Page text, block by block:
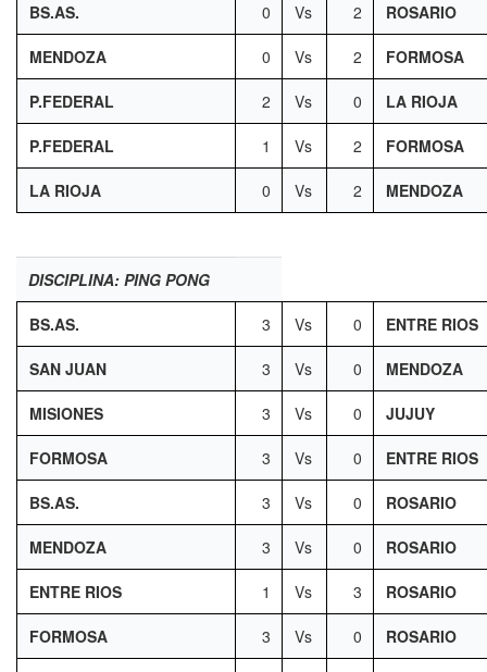
BS.AS. 0 Vs 2 ROSARIO
MENDOZA 0 Vs 2 FORMOSA
P.FEDERAL 2 Vs 0 LA RIOJA
P.FEDERAL 1 Vs 2 FORMOSA
LA RIOJA 0 Vs 2 MENDOZA
DISCIPLINA: PING PONG
BS.AS. 3 Vs 0 ENTRE RIOS
SAN JUAN 3 Vs 0 MENDOZA
MISIONES 3 Vs 0 JUJUY
FORMOSA 3 Vs 0 ENTRE RIOS
BS.AS. 3 Vs 0 ROSARIO
MENDOZA 3 Vs 0 ROSARIO
ENTRE RIOS 1 Vs 3 ROSARIO
FORMOSA 3 Vs 0 ROSARIO